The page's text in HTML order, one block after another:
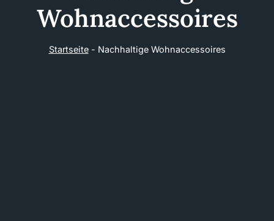
Wohnaccessoires
Startseite- Nachhaltige Wohnaccessoires